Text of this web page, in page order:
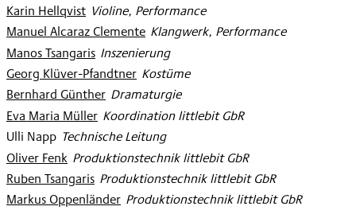
Karin Hellqvist
: Violine, Performance
Manuel Alcaraz Clemente
: Klangwerk, Performance
Manos Tsangaris
: Inszenierung
Georg Klüver-Pfandtner
: Kostüme
Bernhard Günther
: Dramaturgie
Eva Maria Müller
: Koordination littlebit GbR
Ulli Napp
: Technische Leitung
Oliver Fenk
: Produktionstechnik littlebit GbR
Ruben Tsangaris
: Produktionstechnik littlebit GbR
Markus Oppenländer
: Produktionstechnik littlebit GbR